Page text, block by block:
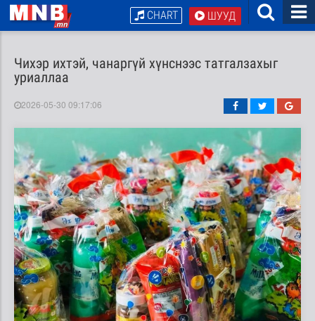
ШУУД
CHART
Чихэр ихтэй, чанаргүй хүнснээс татгалзахыг
уриаллаа
2026-05-30 09:17:06